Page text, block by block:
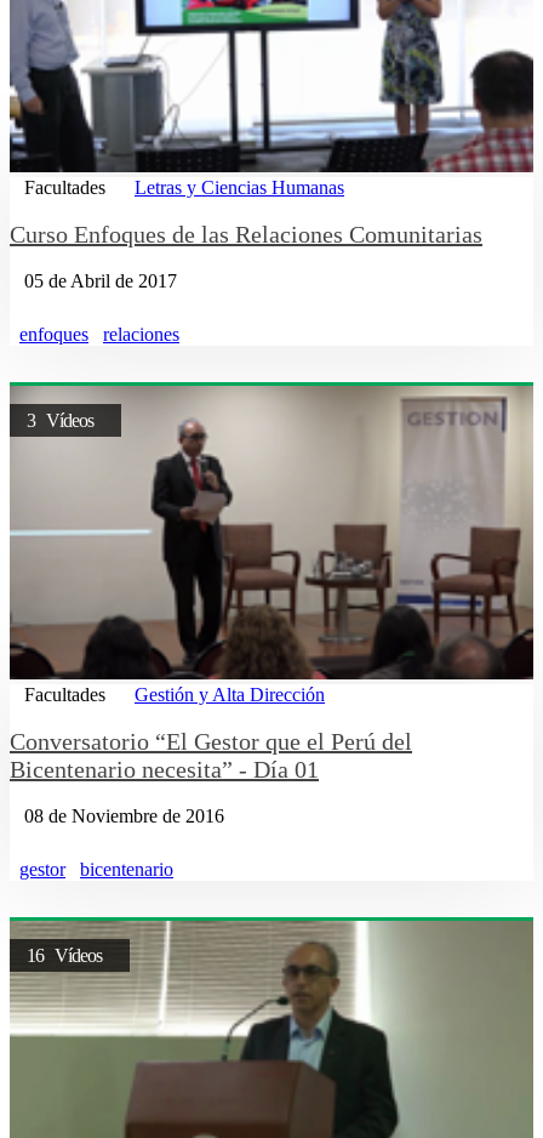
Facultades Letras y Ciencias Humanas
Curso Enfoques de las Relaciones Comunitarias
05 de Abril de 2017
enfoques relaciones
3 Vídeos
Facultades Gestión y Alta Dirección
Conversatorio “El Gestor que el Perú del
Bicentenario necesita” - Día 01
08 de Noviembre de 2016
gestor bicentenario
16 Vídeos